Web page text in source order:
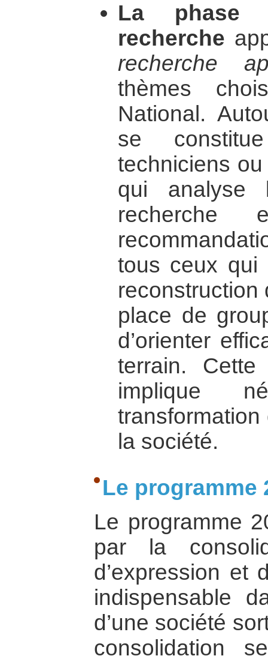
La phase
recherche
recherche
thèmes
National.
se
techniciens
qui analyse
recherche
tous ceux qui
reconstruction
place de
d’orienter
terrain.
implique
la société.
Le programme
Le programme
par la
d’expression et
indispensable
d’une société
consolidation